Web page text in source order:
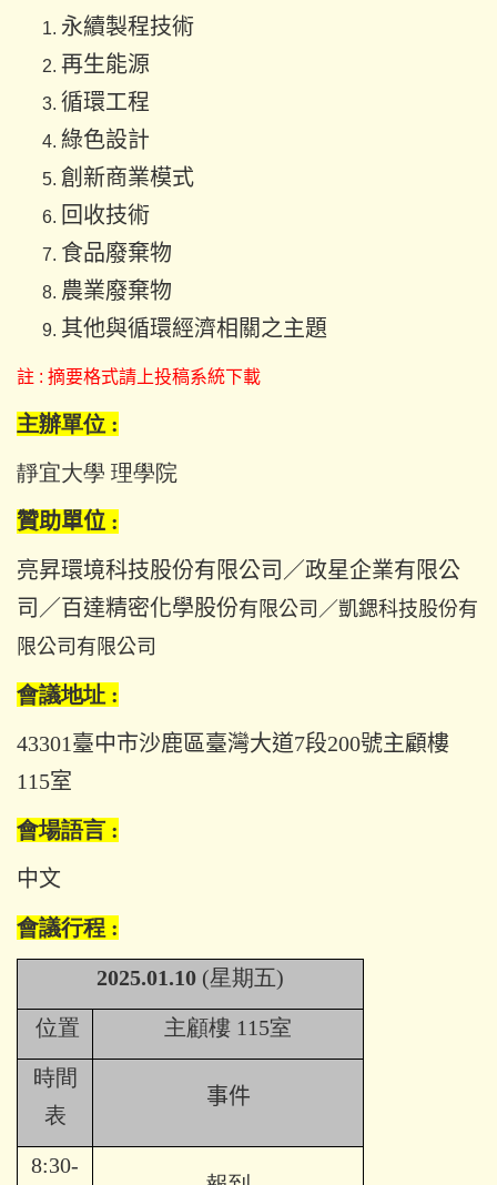
永續製程技術
再生能源
循環工程
綠色設計
創新商業模式
回收技術
食品廢棄物
農業廢棄物
其他與循環經濟相關之主題
註 : 摘要格式請上投稿系統下載
主辦單位 :
靜宜大學 理學院
贊助單位 :
亮昇環境科技股份有限公司／政星企業有限公
司／百達精密化學股份有限公司／凱鍶科技股份有
限公司有限公司
會議地址 :
43301臺中市沙鹿區臺灣大道7段200號主顧樓
115室
會場語言 :
中文
會議行程 :
2025.01.10 (星期五)
位置 主顧樓 115室
時間
表
事件
8:30-